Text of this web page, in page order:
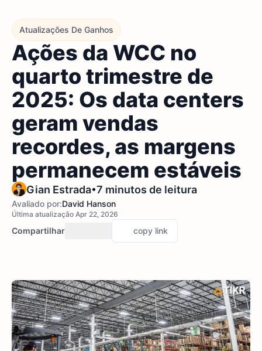
Atualizações De Ganhos
Ações da WCC no
quarto trimestre de
2025: Os data centers
geram vendas
recordes, as margens
permanecem estáveis
Gian Estrada•7 minutos de leitura
Avaliado por:David Hanson
Última atualização Apr 22, 2026
Compartilhar copy link